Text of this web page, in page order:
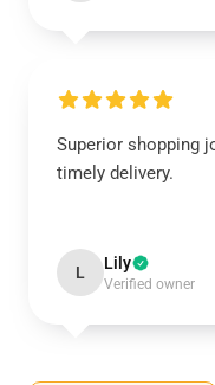
Superior shopping
timely delivery.
L Lily
Verified owner